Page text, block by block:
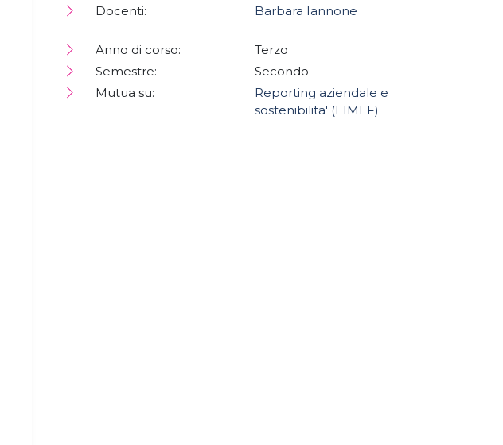
Docenti:
Barbara Iannone
Anno di corso:
Terzo
Semestre:
Secondo
Mutua su:
Reporting aziendale e
sostenibilita' (EIMEF)